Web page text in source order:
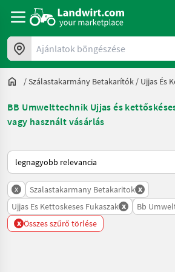
Ajánlatok böngészése
/Szálastakarmány Betakarítók / Ujjas És
BB Umwelttechnik Ujjas és
vagy használt vásárlás
Így van sorba rendezve a Landwirt.com-on
x Szalastakarmany Betakaritok x
Ujjas Es Kettoskeses Fukaszak x Bb
x Összes szűrő törlése